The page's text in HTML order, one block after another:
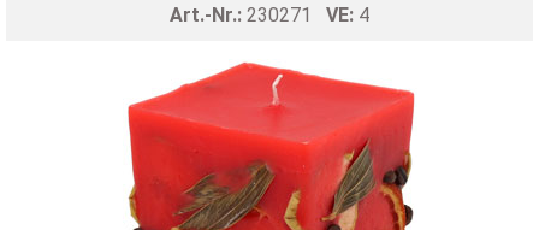
Art.-Nr.: 230271 VE: 4